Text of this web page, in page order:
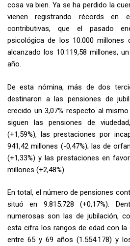
cosa va bien. Ya se ha perdido la
vienen registrando récords en
contributivas, que el pasado
psicológica de los 10.000
alcanzado los 10.119,58 millones,
año.
De esta nómina, más de dos
destinaron a las pensiones de
crecido un 3,07% respecto al
siguen las pensiones de
(+1,59%), las prestaciones por
941,42 millones (-0,47%); las de
(+1,33%) y las prestaciones en
millones (+2,48%).
En total, el número de pensiones
situó en 9.815.728 (+0,17%).
numerosas son las de jubilación,
esta cifra los rangos de edad con
entre 65 y 69 años (1.554.178) y